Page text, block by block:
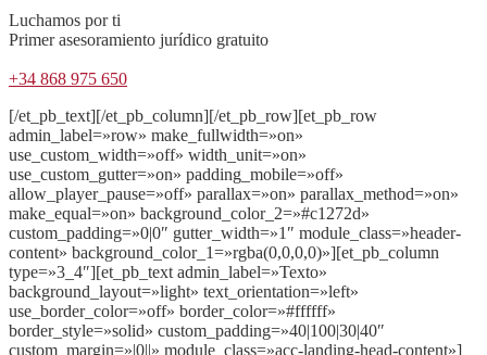
Luchamos por ti
Primer asesoramiento jurídico gratuito
+34 868 975 650
[/et_pb_text][/et_pb_column][/et_pb_row][et_pb_row
admin_label=»row» make_fullwidth=»on»
use_custom_width=»off» width_unit=»on»
use_custom_gutter=»on» padding_mobile=»off»
allow_player_pause=»off» parallax=»on» parallax_method=»on»
make_equal=»on» background_color_2=»#c1272d»
custom_padding=»0|0″ gutter_width=»1″ module_class=»header-
content» background_color_1=»rgba(0,0,0,0)»][et_pb_column
type=»3_4″][et_pb_text admin_label=»Texto»
background_layout=»light» text_orientation=»left»
use_border_color=»off» border_color=»#ffffff»
border_style=»solid» custom_padding=»40|100|30|40″
custom_margin=»|0||» module_class=»acc-landing-head-content»]